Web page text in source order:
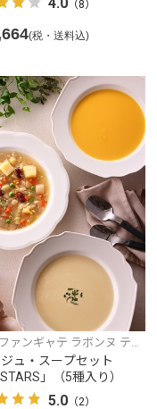
4.0（8）
(税・送料込)
ァンギャテ ラボンヌ テリ
ュ・スープセット
STARS」（5種入り）
5.0（2）